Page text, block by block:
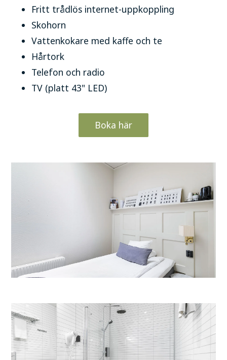
Fritt trådlös internet-uppkoppling
Skohorn
Vattenkokare med kaffe och te
Hårtork
Telefon och radio
TV (platt 43" LED)
Boka här